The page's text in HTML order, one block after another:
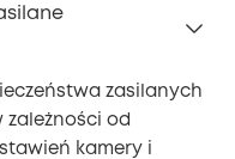
zasilanych
zależności od
kamery i